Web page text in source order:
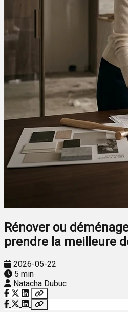
Rénover ou
prendre la meilleure
2026-05-22
5 min
Natacha Dubuc